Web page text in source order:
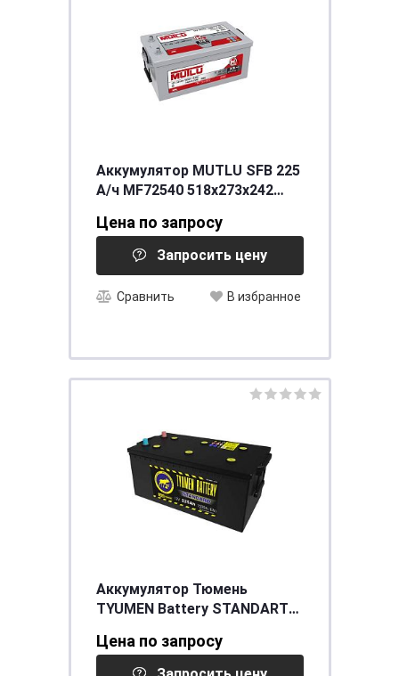
Аккумулятор MUTLU SFB 225
А/ч MF72540 518x273x242
Цена по запросу
Запросить цену
Сравнить В избранное
Аккумулятор Тюмень
TYUMEN Battery STANDART
[д518ш278в242/1450]
Цена по запросу